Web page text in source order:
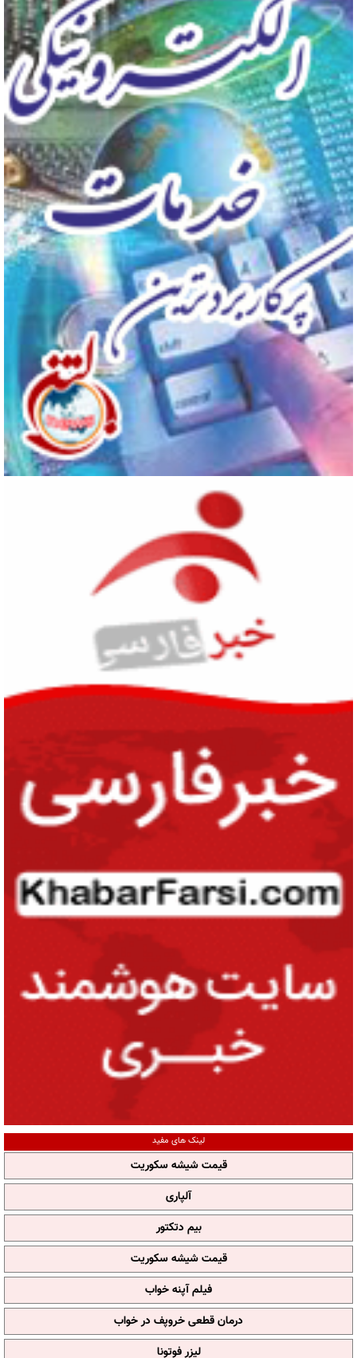
لینک های مفید
قیمت شیشه سکوریت
آلپاری
بیم دتکتور
قیمت شیشه سکوریت
فیلم آپنه خواب
درمان قطعی خروپف در خواب
لیزر فوتونا